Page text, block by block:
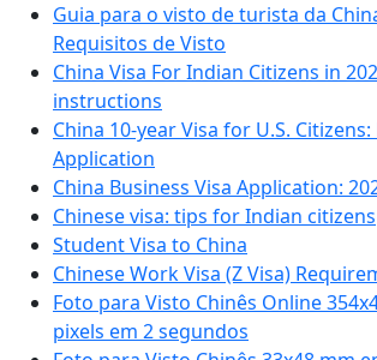
Guia para o visto de turista da
Requisitos de Visto
China Visa For Indian Citizens in
instructions
China 10-year Visa for U.S. Citizens:
Application
China Business Visa Application:
Chinese visa: tips for Indian citizens
Student Visa to China
Chinese Work Visa (Z Visa)
Foto para Visto Chinês Online
pixels em 2 segundos